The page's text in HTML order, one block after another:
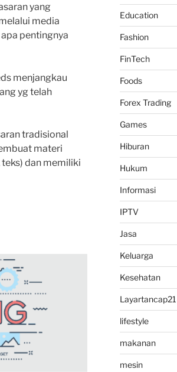
yang
media
pentingnya
menjangkau
yg telah
tradisional
materi
dan memiliki
Education
Fashion
FinTech
Foods
Forex Trading
Games
Hiburan
Hukum
Informasi
IPTV
Jasa
Keluarga
Kesehatan
Layartancap21
lifestyle
makanan
mesin